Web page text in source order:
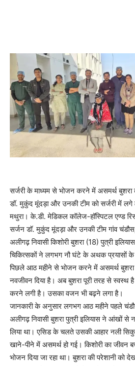
सर्जरी के माध्यम से भोजन करने में असमर्थ बुशरा
डॉ. मुकुंद मूंदड़ा और उनकी टीम को सर्जरी में
मथुरा। के.डी. मेडिकल कॉलेज-हॉस्पिटल एण्ड
सर्जन डॉ. मुकुंद मूंदड़ा और उनकी टीम गांव
अलीगढ़ निवासी किशोरी बुशरा (18) पुत्री
चिकित्सकों ने लगभग नौ घंटे के अथक प्रयासों के
पिछले आठ महीने से भोजन करने में असमर्थ बुशरा
नवजीवन दिया है। अब बुशरा पूरी तरह से स्वस्थ
करने लगी है। उसका वजन भी बढ़ने लगा है।
जानकारी के अनुसार लगभग आठ महीने पहले
अलीगढ़ निवासी बुशरा पुत्री इलियास ने आंखों से
लिया था। एसिड के चलते उसकी आहार नली
खाने-पीने में असमर्थ हो गई। किशोरी का जीवन
भोजन दिया जा रहा था। बुशरा की परेशानी